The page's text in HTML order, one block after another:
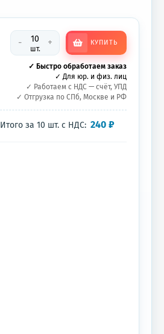
-
шт.
+ КУПИТЬ
✓ Быстро обработаем заказ
✓ Для юр. и физ. лиц
✓ Работаем с НДС — счёт, УПД
✓ Отгрузка по СПб, Москве и РФ
Итого за10 шт. с НДС: 240₽